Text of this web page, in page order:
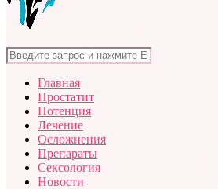
Главная
Простатит
Потенция
Лечение
Осложнения
Препараты
Сексология
Новости